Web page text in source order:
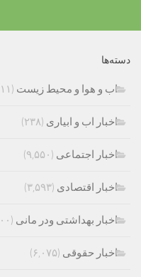
دسته‌ها
اب و هوا و محیط زیست (۶۱۱)
اخبار اب و ابیاری (۲۳۸)
اخبار اجتماعی (۹,۵۵۰)
اخبار اقتصادی (۳,۵۹۳)
اخبار بهداشتی ودر مانی (۹۰۰)
اخبار حقوقی (۶,۰۷۵)